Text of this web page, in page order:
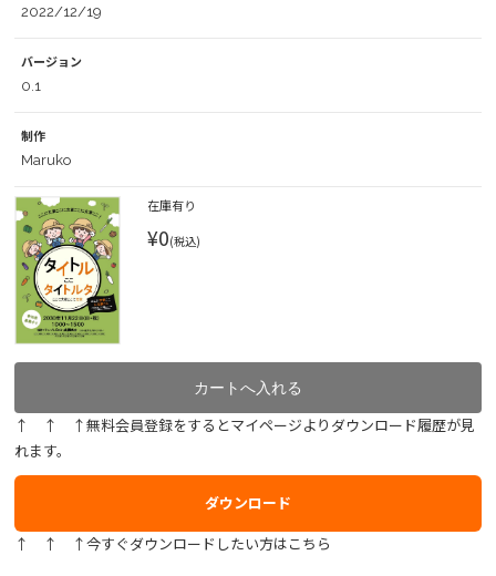
2022/12/19
バージョン
0.1
制作
Maruko
在庫有り
¥0(税込)
↑ ↑ ↑無料会員登録をするとマイページよりダウンロード履歴が見
れます。
ダウンロード
↑ ↑ ↑今すぐダウンロードしたい方はこちら